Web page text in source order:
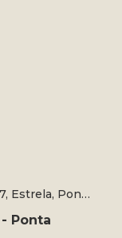
Ponta
Estrela, Ponta